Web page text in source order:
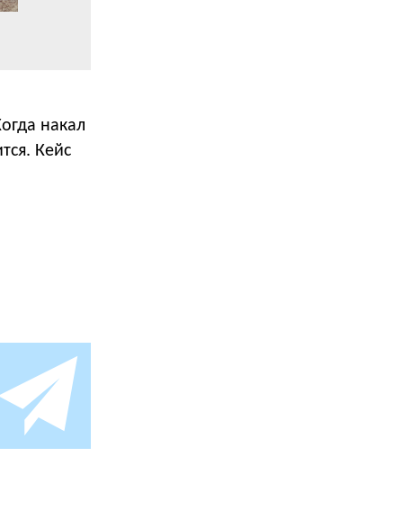
накал
Кейс